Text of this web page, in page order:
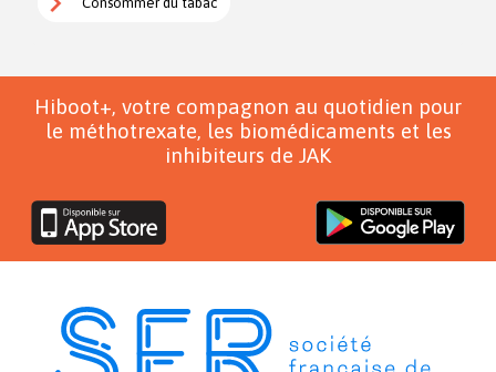
Hiboot+, votre compagnon au quotidien pour
le méthotrexate, les biomédicaments et les
inhibiteurs de JAK